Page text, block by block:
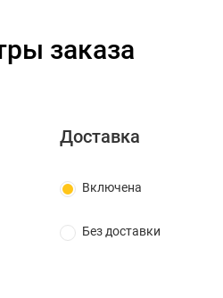
заказа
Доставка
Включена
Без доставки